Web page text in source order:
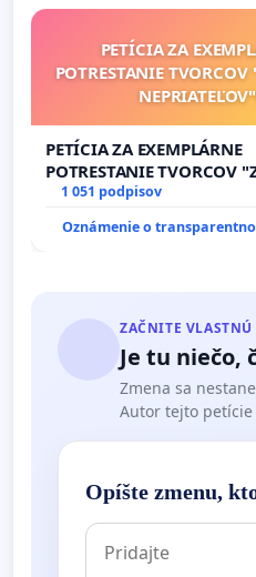
PETÍCIA ZA
POTRESTANIE
PETÍCIA ZA EXEMPLÁRNE
POTRESTANIE TVORCOV
NEPRIATEĽOV"!
1 051 podpisov
Oznámenie o
ZAČNITE
Je tu niečo,
Zmena sa
Autor tejto petície
Opíšte zmenu,